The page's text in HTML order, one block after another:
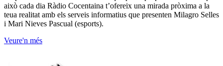
això cada dia Ràdio Cocentaina t’ofereix una mirada pròxima a la
teua realitat amb els serveis informatius que presenten Milagro Selles
i Mari Nieves Pascual (esports).
Veure'n més